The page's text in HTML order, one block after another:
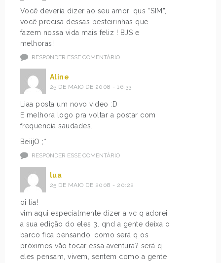
Você deveria dizer ao seu amor, qus “SIM”,
você precisa dessas besteirinhas que
fazem nossa vida mais feliz ! BJS e
melhoras!
RESPONDER ESSE COMENTÁRIO
Aline
25 DE MAIO DE 2008 - 16:33
Liaa posta um novo video :D
E melhora logo pra voltar a postar com
frequencia saudades.
BeiijO ;*
RESPONDER ESSE COMENTÁRIO
lua
25 DE MAIO DE 2008 - 20:22
oi lia!
vim aqui especialmente dizer a vc q adorei
a sua edição do eles 3. qnd a gente deixa o
barco fica pensando: como será q os
próximos vão tocar essa aventura? será q
eles pensam, vivem, sentem como a gente